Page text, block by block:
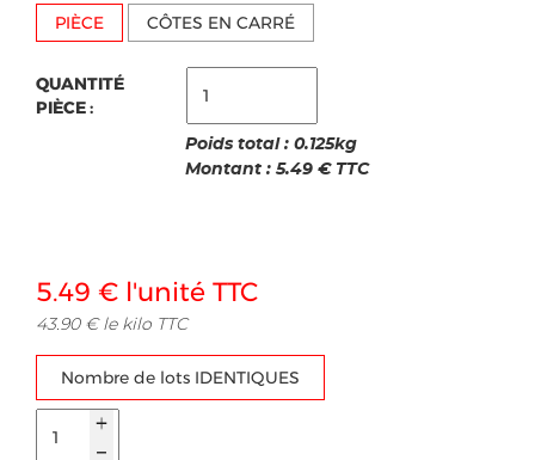
PIÈCE CÔTES EN CARRÉ
QUANTITÉ
PIÈCE :
Poids total : 0.125kg
Montant : 5.49 € TTC
5.49 € l'unité TTC
43.90 € le kilo TTC
Nombre de lots IDENTIQUES